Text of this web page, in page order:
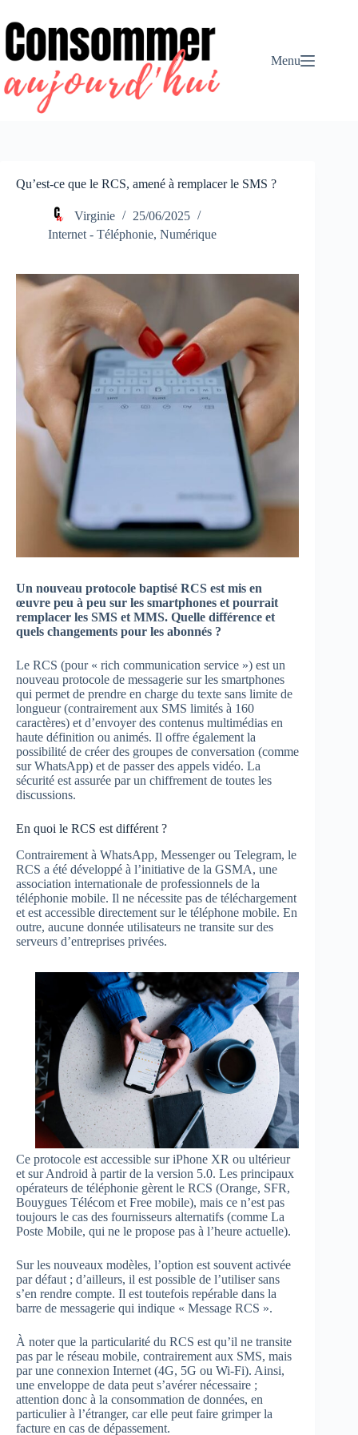
au
contenu
Menu
Qu’est-ce que le RCS, amené à remplacer le SMS ?
Virginie
25/06/2025
Internet - Téléphonie, Numérique
Un nouveau protocole baptisé RCS est mis en
œuvre peu à peu sur les smartphones et pourrait
remplacer les SMS et MMS. Quelle différence et
quels changements pour les abonnés ?
Le RCS (pour « rich communication service ») est un
nouveau protocole de messagerie sur les smartphones
qui permet de prendre en charge du texte sans limite de
longueur (contrairement aux SMS limités à 160
caractères) et d’envoyer des contenus multimédias en
haute définition ou animés. Il offre également la
possibilité de créer des groupes de conversation (comme
sur WhatsApp) et de passer des appels vidéo. La
sécurité est assurée par un chiffrement de toutes les
discussions.
En quoi le RCS est différent ?
Contrairement à WhatsApp, Messenger ou Telegram, le
RCS a été développé à l’initiative de la GSMA, une
association internationale de professionnels de la
téléphonie mobile. Il ne nécessite pas de téléchargement
et est accessible directement sur le téléphone mobile. En
outre, aucune donnée utilisateurs ne transite sur des
serveurs d’entreprises privées.
Ce protocole est accessible sur iPhone XR ou ultérieur
et sur Android à partir de la version 5.0. Les principaux
opérateurs de téléphonie gèrent le RCS (Orange, SFR,
Bouygues Télécom et Free mobile), mais ce n’est pas
toujours le cas des fournisseurs alternatifs (comme La
Poste Mobile, qui ne le propose pas à l’heure actuelle).
Sur les nouveaux modèles, l’option est souvent activée
par défaut ; d’ailleurs, il est possible de l’utiliser sans
s’en rendre compte. Il est toutefois repérable dans la
barre de messagerie qui indique « Message RCS ».
À noter que la particularité du RCS est qu’il ne transite
pas par le réseau mobile, contrairement aux SMS, mais
par une connexion Internet (4G, 5G ou Wi-Fi). Ainsi,
une enveloppe de data peut s’avérer nécessaire ;
attention donc à la consommation de données, en
particulier à l’étranger, car elle peut faire grimper la
facture en cas de dépassement.